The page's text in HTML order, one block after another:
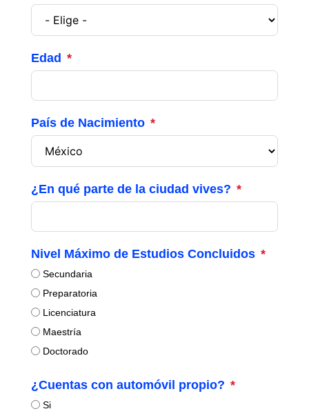
Edad
País de Nacimiento
¿En qué parte de la ciudad vives?
Nivel Máximo de Estudios Concluidos
Secundaria
Preparatoria
Licenciatura
Maestría
Doctorado
¿Cuentas con automóvil propio?
Si